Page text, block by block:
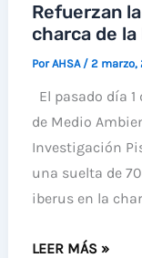
IBERO-
AFRICANO
EN
CHARCA
MANZANILLA
Refuerzan
charca de la
PorAHSA / 2 marzo,
El pasado día
de Medio
Investigación
una suelta de
iberus en la
REFUERZAN
LEER MÁS »